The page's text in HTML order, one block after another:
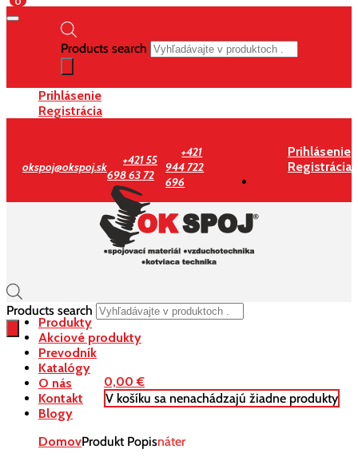
Products search
Prihlásenie
Registrácia
okspoj@okspoj.sk
+421 55
698 63 72
+421
944 722
696
Prihlásenie
Registrácia
Products search
0,00€
V košíku sa nenachádzajú žiadne produkty
Produkty
Akciové produkty
Prevodník
Katalógy
O nás
Kontakt
Blogy
DomovProdukt Popisnáter